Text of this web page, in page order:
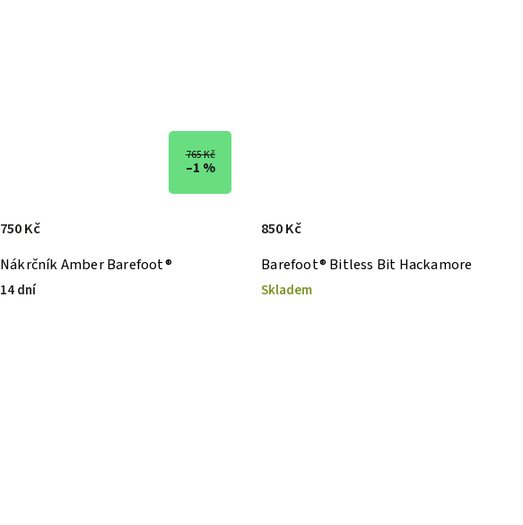
765 Kč
–1 %
Nákrčník Amber Barefoot®
14 dní
750 Kč
Barefoot® Bitless Bit Hackamore
Skladem
850 Kč